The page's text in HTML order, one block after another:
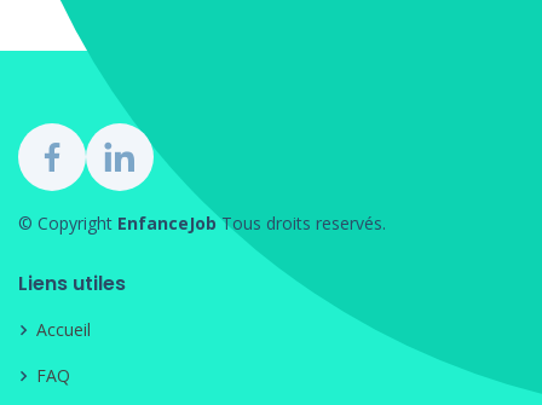
© Copyright EnfanceJob Tous droits reservés.
Liens utiles
Accueil
FAQ